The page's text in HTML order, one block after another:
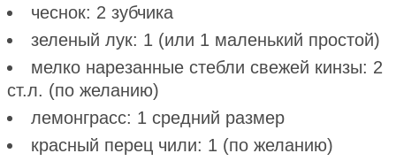
чеснок: 2 зубчика
зеленый лук: 1 (или 1 маленький простой)
мелко нарезанные стебли свежей кинзы: 2
ст.л. (по желанию)
лемонграсс: 1 средний размер
красный перец чили: 1 (по желанию)